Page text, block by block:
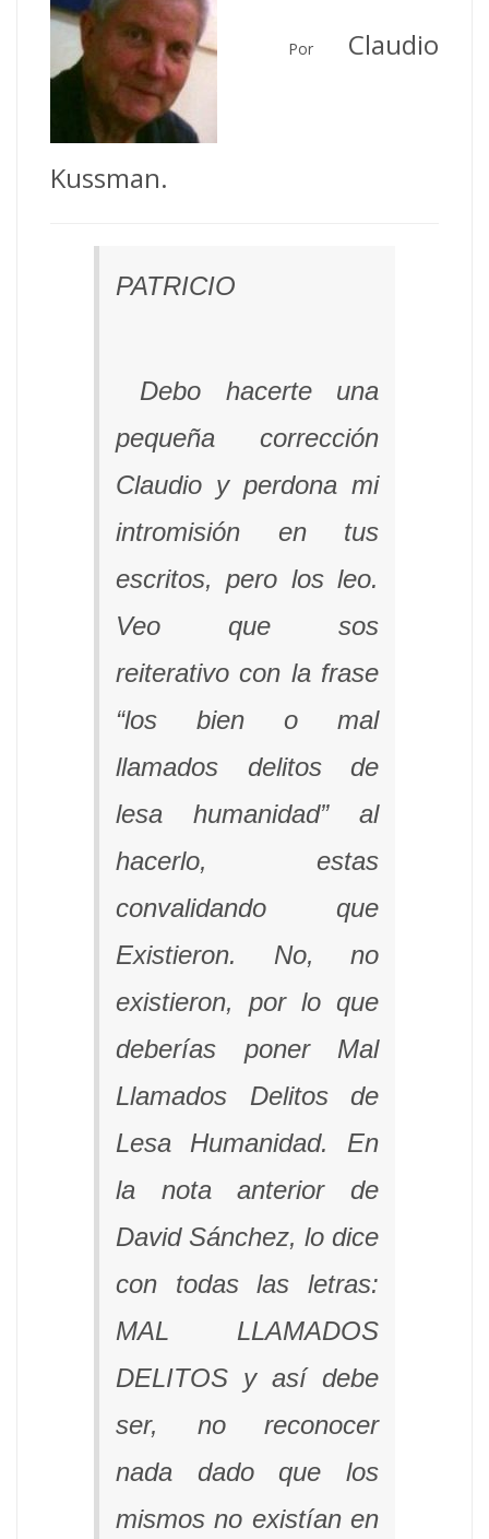
Por Claudio
Kussman.
Debo hacerte una
pequeña corrección
Claudio y perdona mi
intromisión en tus
escritos, pero los leo.
Veo que sos
reiterativo con la frase
“los bien o mal
llamados delitos de
lesa humanidad” al
hacerlo, estas
convalidando que
Existieron. No, no
existieron, por lo que
deberías poner Mal
Llamados Delitos de
Lesa Humanidad. En
la nota anterior de
David Sánchez, lo dice
con todas las letras:
MAL LLAMADOS
DELITOS y así debe
ser, no reconocer
nada dado que los
mismos no existían en